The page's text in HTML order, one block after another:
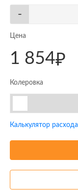
-
Цена
1 854₽
Колеровка
Калькулятор расхода